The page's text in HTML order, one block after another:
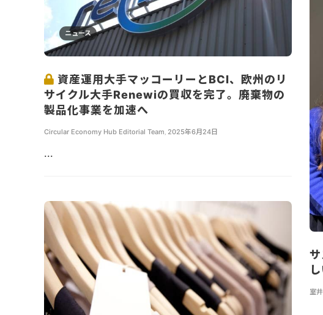
ニュース
資産運用大手マッコーリーとBCI、欧州のリ
サイクル大手Renewiの買収を完了。廃棄物の
製品化事業を加速へ
Circular Economy Hub Editorial Team, 2025年6月24日
...
室